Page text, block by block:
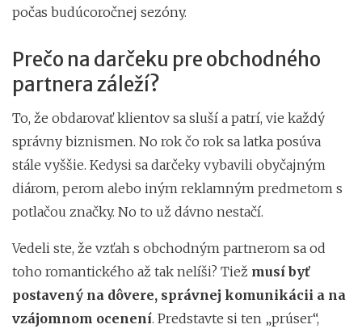
počas budúcoročnej sezóny.
Prečo na darčeku pre obchodného
partnera záleží?
To, že obdarovať klientov sa sluší a patrí, vie každý
správny biznismen. No rok čo rok sa latka posúva
stále vyššie. Kedysi sa darčeky vybavili obyčajným
diárom, perom alebo iným reklamným predmetom s
potlačou značky. No to už dávno nestačí.
Vedeli ste, že vzťah s obchodným partnerom sa od
toho romantického až tak nelíši? Tiež musí byť
postavený na dôvere, správnej komunikácii a na
vzájomnom ocenení. Predstavte si ten „prúser“,